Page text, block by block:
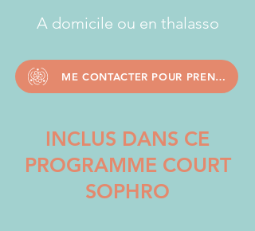
A domicile ou en thalasso
ME CONTACTER POUR PRENDE RDV
INCLUS DANS CE
PROGRAMME COURT
SOPHRO